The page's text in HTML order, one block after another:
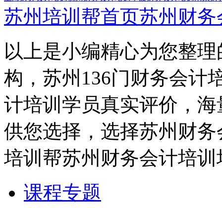
苏州培训帮首页苏州财
以上是小编精心为您整
构，苏州136门财务会计
计培训学员真实评价，
供您选择，选择苏州财
培训帮苏州财务会计培
课程专题